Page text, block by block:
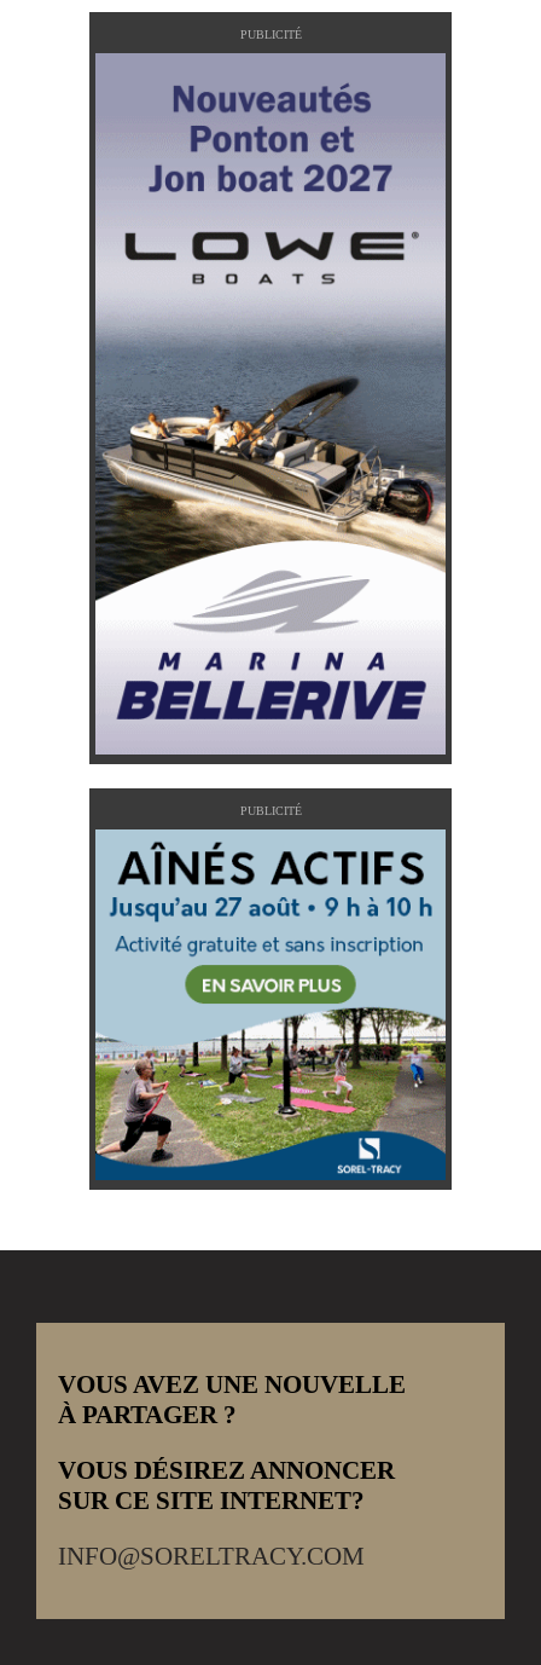
PUBLICITÉ
PUBLICITÉ
VOUS AVEZ UNE NOUVELLE
À PARTAGER ?
VOUS DÉSIREZ ANNONCER
SUR CE SITE INTERNET?
INFO@SORELTRACY.COM